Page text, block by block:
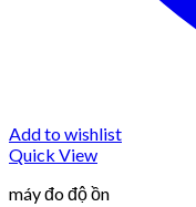
Add to wishlist
Quick View
máy đo độ ồn